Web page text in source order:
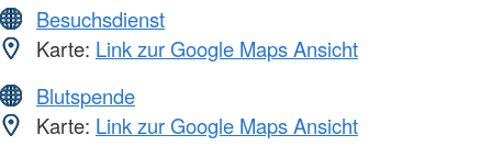
Besuchsdienst
Karte: Link zur Google Maps Ansicht
Blutspende
Karte: Link zur Google Maps Ansicht